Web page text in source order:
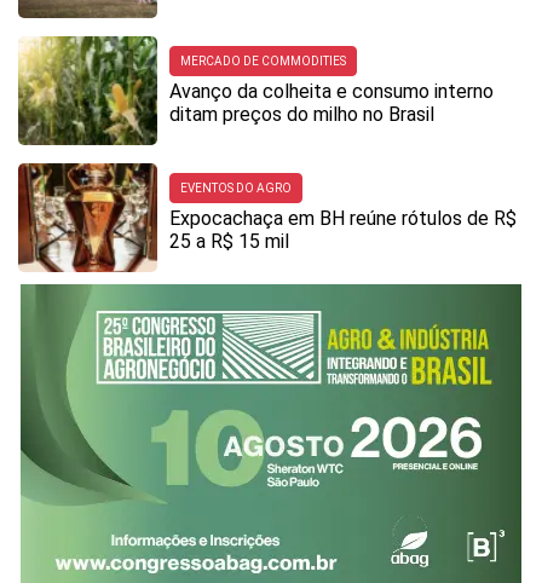
MERCADO DE COMMODITIES
Avanço da colheita e consumo interno
ditam preços do milho no Brasil
EVENTOS DO AGRO
Expocachaça em BH reúne rótulos de R$
25 a R$ 15 mil